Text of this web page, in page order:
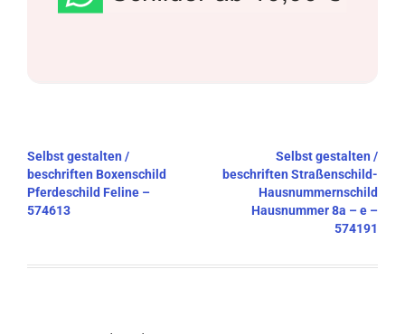
Beitragsnavigation
Selbst gestalten /
beschriften Boxenschild
Pferdeschild Feline –
574613
Selbst gestalten /
beschriften Straßenschild-
Hausnummernschild
Hausnummer 8a – e –
574191